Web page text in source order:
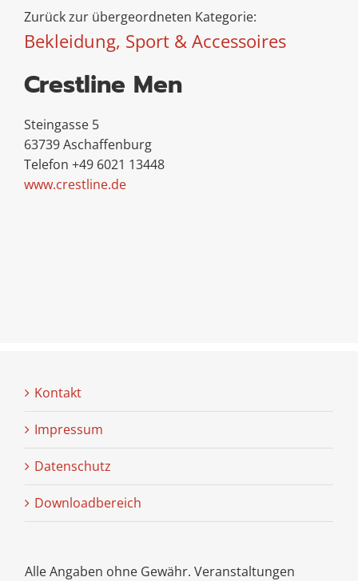
Zurück zur übergeordneten Kategorie:
Bekleidung, Sport & Accessoires
Crestline Men
Steingasse 5
63739 Aschaffenburg
Telefon +49 6021 13448
www.crestline.de
Kontakt
Impressum
Datenschutz
Downloadbereich
Alle Angaben ohne Gewähr. Veranstaltungen